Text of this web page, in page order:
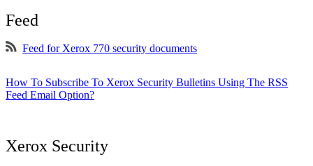
Feed
Feed for Xerox 770 security documents
How To Subscribe To Xerox Security Bulletins Using The RSS
Feed Email Option?
Xerox Security